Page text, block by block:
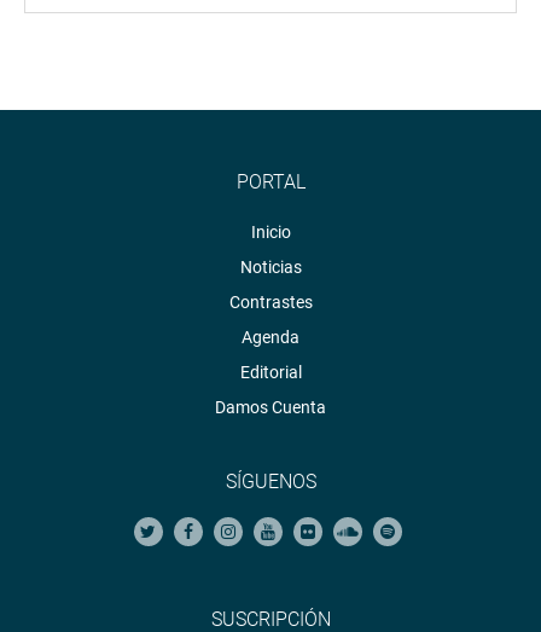
PORTAL
Inicio
Noticias
Contrastes
Agenda
Editorial
Damos Cuenta
SÍGUENOS
SUSCRIPCIÓN